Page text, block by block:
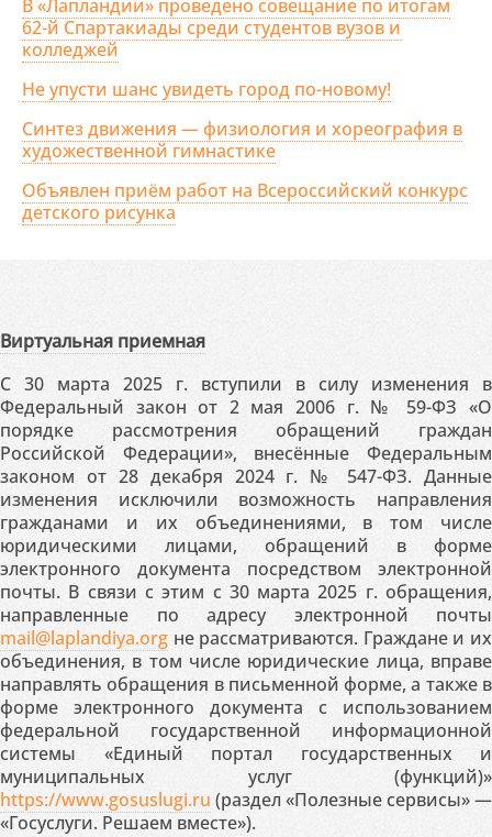
В «Лапландии» проведено совещание по итогам
62-й Спартакиады среди студентов вузов и
колледжей
Не упусти шанс увидеть город по-новому!
Синтез движения — физиология и хореография в
художественной гимнастике
Объявлен приём работ на Всероссийский конкурс
детского рисунка
Виртуальная приемная
С 30 марта 2025 г. вступили в силу изменения в
Федеральный закон от 2 мая 2006 г. № 59-ФЗ «О
порядке рассмотрения обращений граждан
Российской Федерации», внесённые Федеральным
законом от 28 декабря 2024 г. № 547-ФЗ. Данные
изменения исключили возможность направления
гражданами и их объединениями, в том числе
юридическими лицами, обращений в форме
электронного документа посредством электронной
почты. В связи с этим с 30 марта 2025 г. обращения,
направленные по адресу электронной почты
mail@laplandiya.org не рассматриваются. Граждане и их
объединения, в том числе юридические лица, вправе
направлять обращения в письменной форме, а также в
форме электронного документа с использованием
федеральной государственной информационной
системы «Единый портал государственных и
муниципальных услуг (функций)»
https://www.gosuslugi.ru (раздел «Полезные сервисы» —
«Госуслуги. Решаем вместе»).